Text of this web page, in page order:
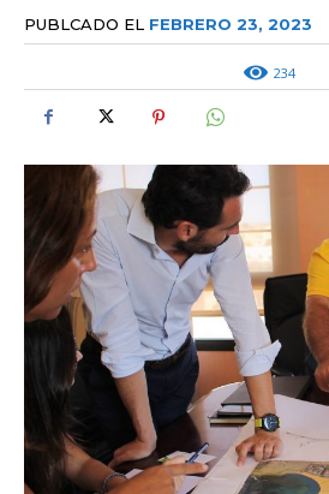
PUBLCADO EL FEBRERO 23, 2023
234